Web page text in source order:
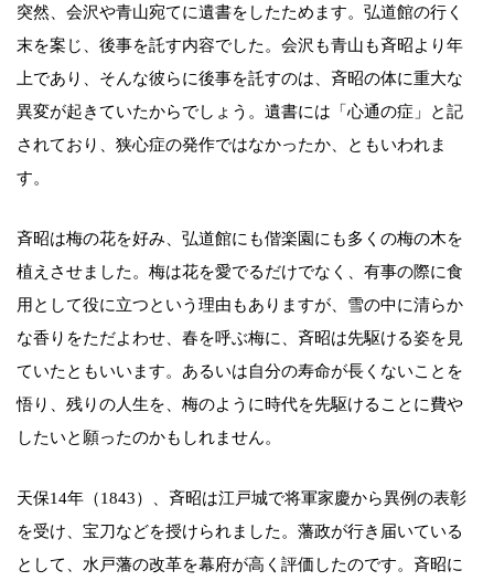
突然、会沢や青山宛てに遺書をしたためます。弘道館の行く
末を案じ、後事を託す内容でした。会沢も青山も斉昭より年
上であり、そんな彼らに後事を託すのは、斉昭の体に重大な
異変が起きていたからでしょう。遺書には「心通の症」と記
されており、狭心症の発作ではなかったか、ともいわれま
す。
斉昭は梅の花を好み、弘道館にも偕楽園にも多くの梅の木を
植えさせました。梅は花を愛でるだけでなく、有事の際に食
用として役に立つという理由もありますが、雪の中に清らか
な香りをただよわせ、春を呼ぶ梅に、斉昭は先駆ける姿を見
ていたともいいます。あるいは自分の寿命が長くないことを
悟り、残りの人生を、梅のように時代を先駆けることに費や
したいと願ったのかもしれません。
天保14年（1843）、斉昭は江戸城で将軍家慶から異例の表彰
を受け、宝刀などを授けられました。藩政が行き届いている
として、水戸藩の改革を幕府が高く評価したのです。斉昭に